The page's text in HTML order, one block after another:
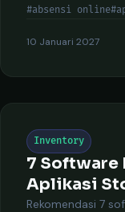
#absensi online
10 Januari 2027
Inventory
7 Software
Aplikasi
Rekomendasi 7